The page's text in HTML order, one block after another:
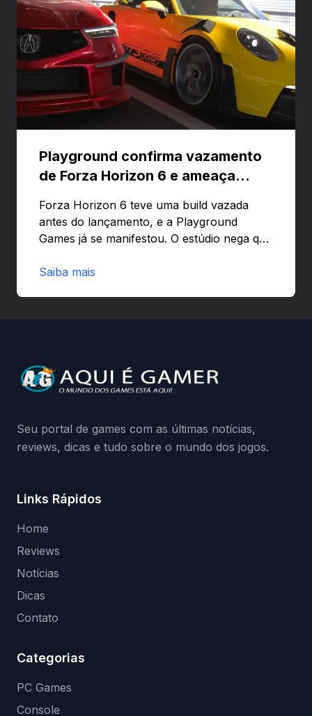
Playground confirma vazamento
de Forza Horizon 6 e ameaça
Forza Horizon 6 teve uma build vazada
antes do lançamento, e a Playground
Games já se manifestou. O estúdio nega que
preload e avisa que quem usar versões não
da Playground: negação do preload,
medidas contra acessos não autorizados
Saiba mais
Seu portal de games com as últimas notícias,
reviews, dicas e tudo sobre o mundo dos jogos.
Links Rápidos
Home
Reviews
Notícias
Dicas
Contato
Categorias
PC Games
Console